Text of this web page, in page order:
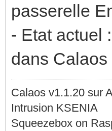
passerelle
- Etat actuel
dans Calaos
Calaos v1.1.20 sur
Intrusion KSENIA
Squeezebox on